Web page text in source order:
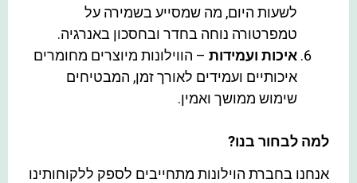
לשעות היום, מה שמסייע בשמירה על
טמפרטורה נוחה בחדר ובחסכון באנרגיה.
איכות ועמידות – הווילונות מיוצרים מחומרים
איכותיים ועמידים לאורך זמן, המבטיחים
שימוש ממושך ואמין.
למה לבחור בנו?
אנחנו בחברת הוילונות מתחייבים לספק ללקוחותינו